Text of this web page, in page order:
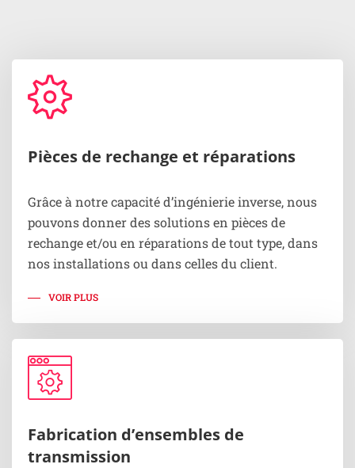
Pièces de rechange et réparations
Grâce à notre capacité d’ingénierie inverse, nous
pouvons donner des solutions en pièces de
rechange et/ou en réparations de tout type, dans
nos installations ou dans celles du client.
VOIR PLUS
Fabrication d’ensembles de
transmission